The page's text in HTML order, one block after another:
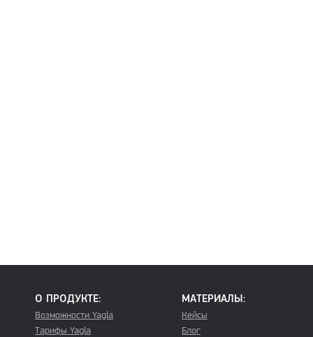
О ПРОДУКТЕ:
Возможности Yagla
Тарифы Yagla
МАТЕРИАЛЫ:
Кейсы
Блог